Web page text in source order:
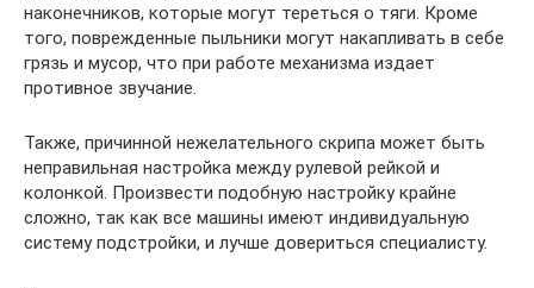
наконечников, которые могут тереться о тяги. Кроме
того, поврежденные пыльники могут накапливать в себе
грязь и мусор, что при работе механизма издает
противное звучание.
Также, причинной нежелательного скрипа может быть
неправильная настройка между рулевой рейкой и
колонкой. Произвести подобную настройку крайне
сложно, так как все машины имеют индивидуальную
систему подстройки, и лучше довериться специалисту.